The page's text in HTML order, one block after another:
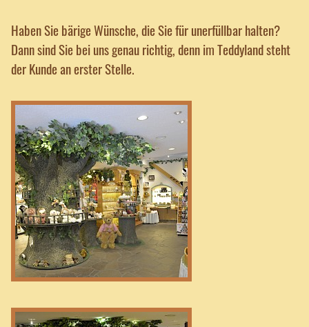
Haben Sie bärige Wünsche, die Sie für unerfüllbar halten?
Dann sind Sie bei uns genau richtig, denn im Teddyland steht
der Kunde an erster Stelle.